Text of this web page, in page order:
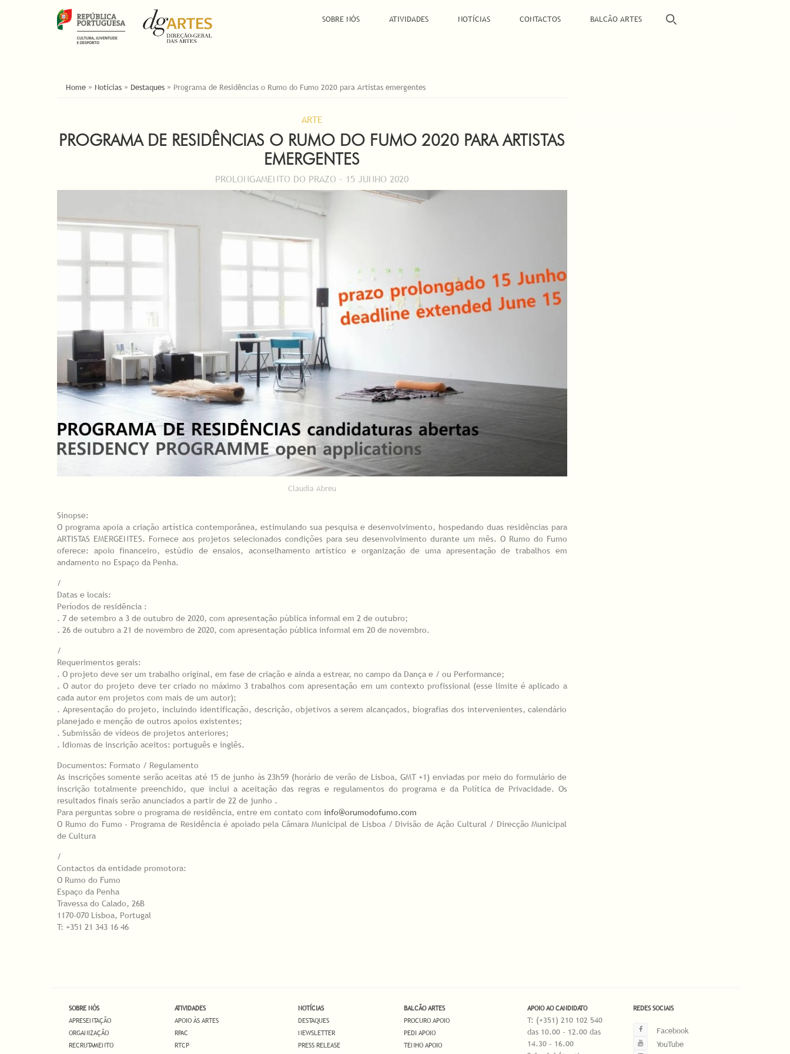
SOBRE NÓS ATIVIDADES NOTÍCIAS CONTACTOS BALCÃO ARTES
ESTÁ AQUI
Home » Notícias » Destaques » Programa de Residências o Rumo do Fumo 2020 para Artistas emergentes
ARTE
PROGRAMA DE RESIDÊNCIAS O RUMO DO FUMO 2020 PARA ARTISTAS
EMERGENTES
PROLONGAMENTO DO PRAZO - 15 JUNHO 2020
Claudia Abreu
Sinopse:
O programa apoia a criação artística contemporânea, estimulando sua pesquisa e desenvolvimento, hospedando duas residências para
ARTISTAS EMERGENTES. Fornece aos projetos selecionados condições para seu desenvolvimento durante um mês. O Rumo do Fumo
oferece: apoio financeiro, estúdio de ensaios, aconselhamento artístico e organização de uma apresentação de trabalhos em
andamento no Espaço da Penha.
/
Datas e locais:
Períodos de residência :
. 7 de setembro a 3 de outubro de 2020, com apresentação pública informal em 2 de outubro;
. 26 de outubro a 21 de novembro de 2020, com apresentação pública informal em 20 de novembro.
/
Requerimentos gerais:
. O projeto deve ser um trabalho original, em fase de criação e ainda a estrear, no campo da Dança e / ou Performance;
. O autor do projeto deve ter criado no máximo 3 trabalhos com apresentação em um contexto profissional (esse limite é aplicado a
cada autor em projetos com mais de um autor);
. Apresentação do projeto, incluindo identificação, descrição, objetivos a serem alcançados, biografias dos intervenientes, calendário
planejado e menção de outros apoios existentes;
. Submissão de vídeos de projetos anteriores;
. Idiomas de inscrição aceitos: português e inglês.
Documentos: Formato / Regulamento
As inscrições somente serão aceitas até 15 de junho às 23h59 (horário de verão de Lisboa, GMT +1) enviadas por meio do formulário de
inscrição totalmente preenchido, que inclui a aceitação das regras e regulamentos do programa e da Política de Privacidade. Os
resultados finais serão anunciados a partir de 22 de junho .
Para perguntas sobre o programa de residência, entre em contato com info@orumodofumo.com
O Rumo do Fumo - Programa de Residência é apoiado pela Câmara Municipal de Lisboa / Divisão de Ação Cultural / Direcção Municipal
de Cultura
/
Contactos da entidade promotora:
O Rumo do Fumo
Espaço da Penha
Travessa do Calado, 26B
1170-070 Lisboa, Portugal
T: +351 21 343 16 46
SOBRE NÓS
APRESENTAÇÃO
ORGANIZAÇÃO
RECRUTAMENTO
ATIVIDADES
APOIO ÀS ARTES
RPAC
RTCP
NOTÍCIAS
DESTAQUES
NEWSLETTER
PRESS RELEASE
BALCÃO ARTES
PROCURO APOIO
PEDI APOIO
TENHO APOIO
APOIO AO CANDIDATO
T: (+351) 210 102 540
das 10.00 - 12.00 das
14.30 - 16.00
REDES SOCIAIS
Facebook
YouTube